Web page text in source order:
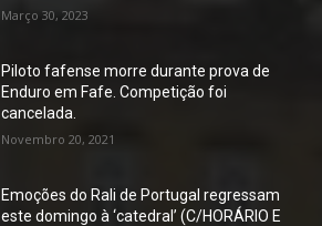
Março 30, 2023
Piloto fafense morre durante prova de
Enduro em Fafe. Competição foi
cancelada.
Novembro 20, 2021
Emoções do Rali de Portugal regressam
este domingo à ‘catedral’ (C/HORÁRIO E